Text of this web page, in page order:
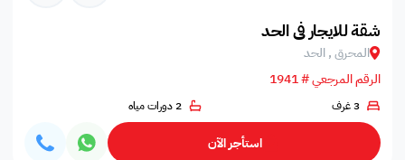
شقة للايجار في الحد
المحرق , الحد
الرقم المرجعي # 1941
3 غرف 2 دورات مياه
استأجر الآن